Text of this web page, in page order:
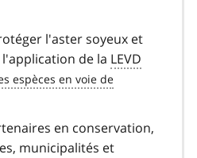
l'aster soyeux et
de la LEVD
en conservation,
municipalités et